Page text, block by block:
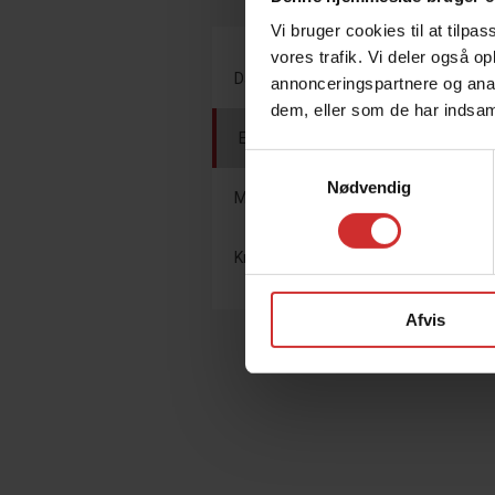
Vi bruger cookies til at
vores trafik. Vi deler også
annonceringspartnere og
dem, eller som de har
Nødvendig
Afvis
Dansk
Engelsk
Matematik
Kristendomskundskab